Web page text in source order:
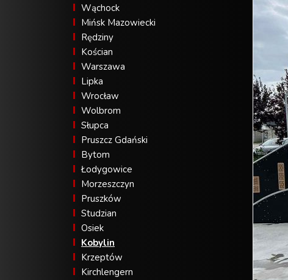
Wąchock
Mińsk Mazowiecki
Rędziny
Kościan
Warszawa
Lipka
Wrocław
Wolbrom
Słupca
Pruszcz Gdański
Bytom
Łodygowice
Morzeszczyn
Pruszków
Studzian
Osiek
Kobylin
Krzeptów
Kirchlengern